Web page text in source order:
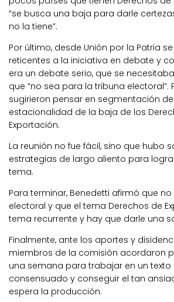
“se busca una baja para darle
no la tiene”.
Por último, desde Unión por la Patria
reticentes a la iniciativa en debate y
era un debate serio, que se
que “no sea para la tribuna electoral”.
sugirieron pensar en segmentación
estacionalidad de la baja de los
Exportación.
La reunión no fue fácil, sino que hubo
estrategias de largo aliento para
tema.
Para terminar, Benedetti afirmó que
electoral y que el tema Derechos de
tema recurrente y hay que darle una
Finalmente, ante los aportes y
miembros de la comisión acordaron
una semana para trabajar en un texto
consensuado y conseguir el tan
espera la producción.